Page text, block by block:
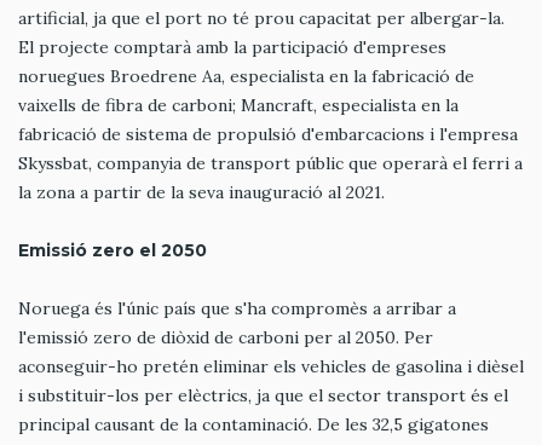
artificial, ja que el port no té prou capacitat per albergar-la.
El projecte comptarà amb la participació d'empreses
noruegues Broedrene Aa, especialista en la fabricació de
vaixells de fibra de carboni; Mancraft, especialista en la
fabricació de sistema de propulsió d'embarcacions i l'empresa
Skyssbat, companyia de transport públic que operarà el ferri a
la zona a partir de la seva inauguració al 2021.
Emissió zero el 2050
Noruega és l'únic país que s'ha compromès a arribar a
l'emissió zero de diòxid de carboni per al 2050. Per
aconseguir-ho pretén eliminar els vehicles de gasolina i dièsel
i substituir-los per elèctrics, ja que el sector transport és el
principal causant de la contaminació. De les 32,5 gigatones